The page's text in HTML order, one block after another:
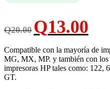
Q20.00
El
precio
original
era:
Q20.00.
Q13.00
actual
es:
Compatible con la mayoría de
MG, MX, MP. y también con los
impresoras HP tales como: 122,
GT.